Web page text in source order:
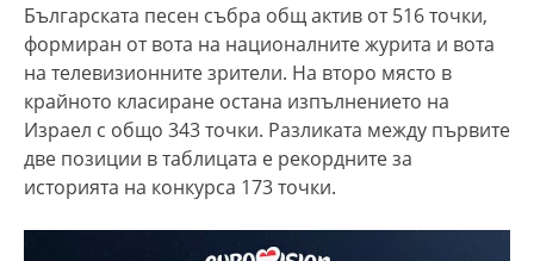
Българската песен събра общ актив от 516 точки,
формиран от вота на националните журита и вота
на телевизионните зрители. На второ място в
крайното класиране остана изпълнението на
Израел с общо 343 точки. Разликата между първите
две позиции в таблицата е рекордните за
историята на конкурса 173 точки.